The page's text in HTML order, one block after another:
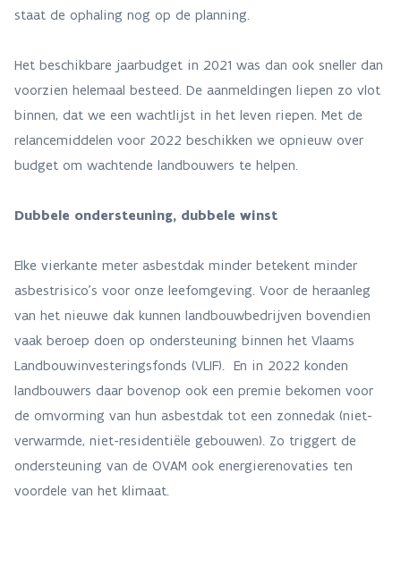
staat de ophaling nog op de planning.
Het beschikbare jaarbudget in 2021 was dan ook sneller dan
voorzien helemaal besteed. De aanmeldingen liepen zo vlot
binnen, dat we een wachtlijst in het leven riepen. Met de
relancemiddelen voor 2022 beschikken we opnieuw over
budget om wachtende landbouwers te helpen.
Dubbele ondersteuning, dubbele winst
Elke vierkante meter asbestdak minder betekent minder
asbestrisico’s voor onze leefomgeving. Voor de heraanleg
van het nieuwe dak kunnen landbouwbedrijven bovendien
vaak beroep doen op ondersteuning binnen het Vlaams
Landbouwinvesteringsfonds (VLIF). En in 2022 konden
landbouwers daar bovenop ook een premie bekomen voor
de omvorming van hun asbestdak tot een zonnedak (niet-
verwarmde, niet-residentiële gebouwen). Zo triggert de
ondersteuning van de OVAM ook energierenovaties ten
voordele van het klimaat.